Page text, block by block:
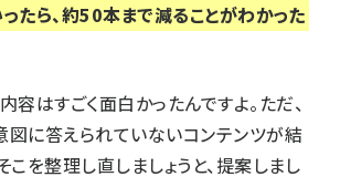
たら、約50本まで減ることがわかった
容はすごく面白かったんですよ。ただ、
に答えられていないコンテンツが結
こを整理し直しましょうと、提案しまし